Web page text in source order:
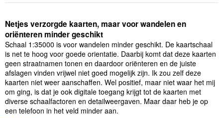
Netjes verzorgde kaarten, maar voor wandelen en
oriënteren minder geschikt
Schaal 1:35000 is voor wandelen minder geschikt. De kaartschaal
is net te hoog voor goede orientatie. Daarbij komt dat deze kaarten
geen straatnamen tonen en daardoor oriënteren en de juiste
afslagen vinden vrijwel niet goed mogelijk zijn. Ik zou zelf deze
kaarten niet weer aanschaffen. Wel positief, maar niet waar het mij
om ging, is dat je ook digitale toegang krijgt tot de kaarten met
diverse schaalfactoren en detailweergaven. Maar daar heb je op
een telefoon in het veld minder aan.